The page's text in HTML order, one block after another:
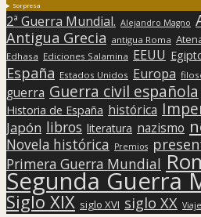
Sorpresa
2ª Guerra Mundial. Alejandro Magno
Antigua Grecia antigua Roma
Edhasa Ediciones Salamina EEUU
España Estados Unidos Europa
guerra Guerra civil española
Historia de España histórica
Japón libros literatura nazismo
Novela histórica Premios
Primera Guerra Mundial
Segunda Guerra
Siglo XIX siglo XVI siglo XX